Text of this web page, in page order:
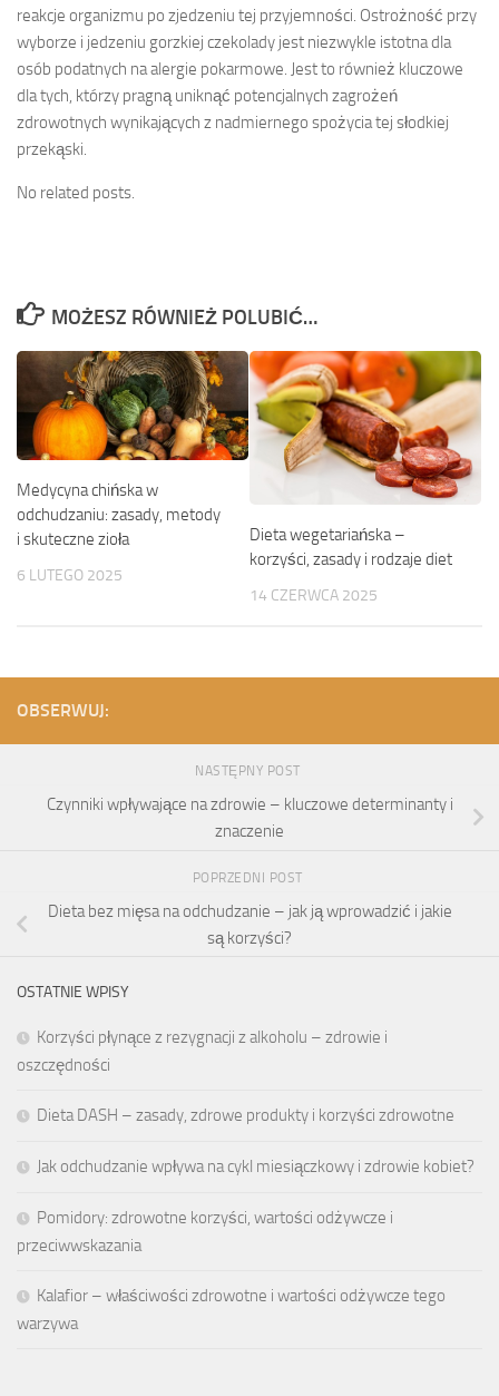
reakcje organizmu po zjedzeniu tej przyjemności. Ostrożność przy
wyborze i jedzeniu gorzkiej czekolady jest niezwykle istotna dla
osób podatnych na alergie pokarmowe. Jest to również kluczowe
dla tych, którzy pragną uniknąć potencjalnych zagrożeń
zdrowotnych wynikających z nadmiernego spożycia tej słodkiej
przekąski.
No related posts.
MOŻESZ RÓWNIEŻ POLUBIĆ…
Medycyna chińska w
odchudzaniu: zasady, metody
i skuteczne zioła
6 LUTEGO 2025
Dieta wegetariańska –
korzyści, zasady i rodzaje diet
14 CZERWCA 2025
OBSERWUJ:
NASTĘPNY POST
Czynniki wpływające na zdrowie – kluczowe determinanty i
znaczenie
POPRZEDNI POST
Dieta bez mięsa na odchudzanie – jak ją wprowadzić i jakie
są korzyści?
OSTATNIE WPISY
Korzyści płynące z rezygnacji z alkoholu – zdrowie i
oszczędności
Dieta DASH – zasady, zdrowe produkty i korzyści zdrowotne
Jak odchudzanie wpływa na cykl miesiączkowy i zdrowie kobiet?
Pomidory: zdrowotne korzyści, wartości odżywcze i
przeciwwskazania
Kalafior – właściwości zdrowotne i wartości odżywcze tego
warzywa